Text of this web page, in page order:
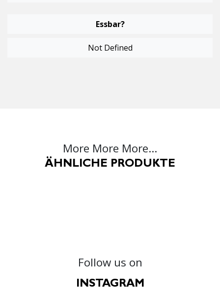
Essbar?
Not Defined
More More More...
ÄHNLICHE PRODUKTE
Follow us on
INSTAGRAM